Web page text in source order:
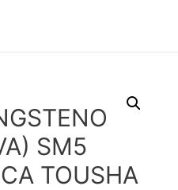
SM5
TOUSHA